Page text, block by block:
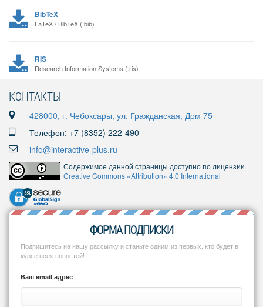
BibTeX
LaTeX / BibTeX (.bib)
RIS
Research Information Systems (.ris)
КОНТАКТЫ
428000, г. Чебоксары, ул. Гражданская, Дом 75
Телефон: +7 (8352) 222-490
info@interactive-plus.ru
Содержимое данной страницы доступно по лицензии
Creative Commons «Attribution» 4.0 International
ФОРМА ПОДПИСКИ
Подпишитесь на нашу рассылку и станьте одним из первых, кто будет в
курсе всех новостей!
Ваш email адрес